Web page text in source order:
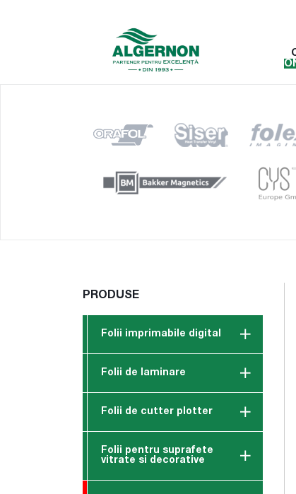
PRODUSE
Folii imprimabile digital
Folii de laminare
Folii de cutter plotter
Folii pentru suprafete
vitrate si decorative